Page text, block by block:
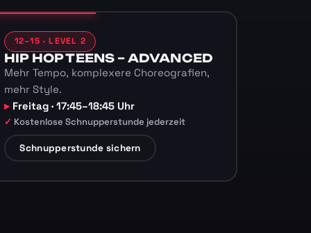
12–15 · LEVEL 2
HIP HOP TEENS – ADVANCED
Mehr Tempo, komplexere Choreografien,
mehr Style.
Freitag · 17:45–18:45 Uhr
Kostenlose Schnupperstunde jederzeit
Schnupperstunde sichern